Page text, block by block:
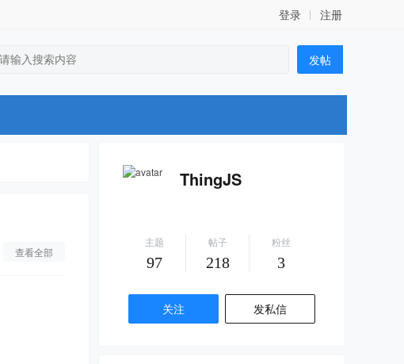
登录 注册
发帖
查看全部
ThingJS
主题
97
帖子
218
粉丝
3
关注 发私信